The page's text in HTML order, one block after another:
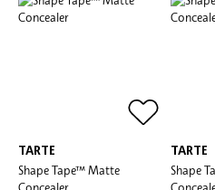
TARTE
Shape Tape™ Matte
TARTE
Shape